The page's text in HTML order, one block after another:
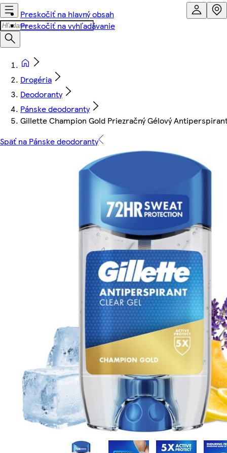
Preskočiť na hlavný obsah
Preskočiť na vyhľadávanie
Drogéria
Deodoranty
Pánske deodoranty
Gillette Champion Gold Priezračný Gélový
Späť na Pánske deodoranty